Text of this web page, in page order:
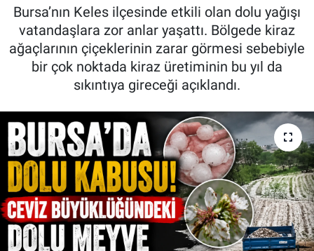
Bursa’nın Keles ilçesinde etkili olan dolu yağışı
vatandaşlara zor anlar yaşattı. Bölgede kiraz
ağaçlarının çiçeklerinin zarar görmesi sebebiyle
bir çok noktada kiraz üretiminin bu yıl da
sıkıntıya gireceği açıklandı.
İnanç
Kadın & Aile
Kültür & Sanat
Sağlık
Siyaset
Teknoloji
Yazarlar